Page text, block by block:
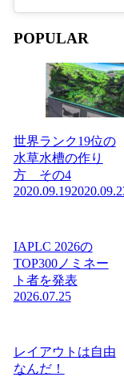
POPULAR
世界ランク19位の
水草水槽の作り
方 その4
2020.09.19
IAPLC 2026の
TOP300ノミネー
ト者を発表
2026.07.25
レイアウトは自由
なんだ！